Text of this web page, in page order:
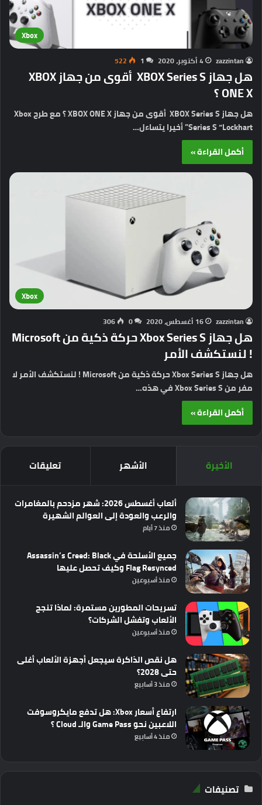
Xbox
zazzintan 4 أكتوبر، 2020 1
522
هل جهاز XBOX Series S أقوى من جهاز XBOX
ONE X ؟
هل جهاز XBOX Series S أقوى من جهاز XBOX ONE X ؟ مع طرح Xbox
Series S “Lockhart” أخيرا يتساءل…
أكمل القراءة »
Xbox
zazzintan 16 أغسطس، 2020 0
306
هل جهاز Xbox Series S حركة ذكية من Microsoft
! لنستكشف الأمر
هل جهاز Xbox Series S حركة ذكية من Microsoft ! لنستكشف الأمر لا
مفر من Xbox Series S في هذه…
أكمل القراءة »
الأخيرة الأشهر تعليقات
ألعاب أغسطس 2026: شهر مزدحم بالمغامرات
والرعب والعودة إلى العوالم الشهيرة
منذ 7 أيام
جميع الأسلحة في Assassin’s Creed: Black
Flag Resynced وكيف تحصل عليها
منذ أسبوعين
تسريحات المطورين مستمرة: لماذا تنجح
الألعاب وتفشل الشركات؟
منذ أسبوعين
هل نقص الذاكرة سيجعل أجهزة الألعاب أغلى
حتى 2028؟
منذ 3 أسابيع
ارتفاع أسعار Xbox: هل تدفع مايكروسوفت
اللاعبين نحو Game Pass والـ Cloud ؟
منذ 4 أسابيع
تصنيفات